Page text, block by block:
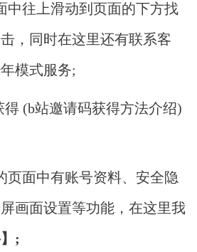
中往上滑动到页面的下方找
，同时在这里还有联系客
模式服务;
页面中有账号资料、安全隐
画面设置等功能，在这里我
;